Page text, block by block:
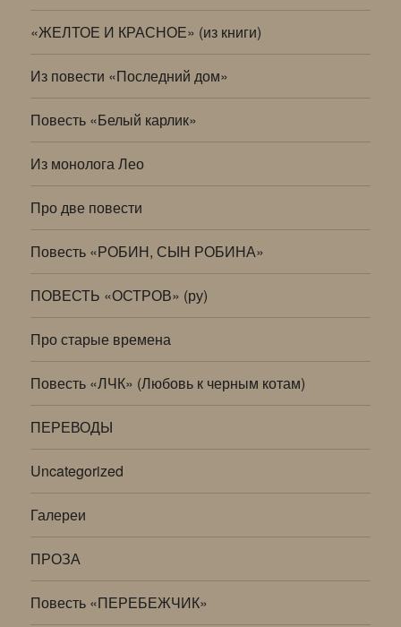
«ЖЕЛТОЕ И КРАСНОЕ» (из книги)
Из повести «Последний дом»
Повесть «Белый карлик»
Из монолога Лео
Про две повести
Повесть «РОБИН, СЫН РОБИНА»
ПОВЕСТЬ «ОСТРОВ» (ру)
Про старые времена
Повесть «ЛЧК» (Любовь к черным котам)
ПЕРЕВОДЫ
Uncategorized
Галереи
ПРОЗА
Повесть «ПЕРЕБЕЖЧИК»